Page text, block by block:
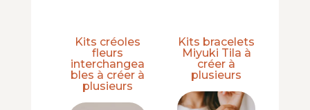
Kits créoles
fleurs
interchangea
bles à créer à
plusieurs
Kits bracelets
Miyuki Tila à
créer à
plusieurs